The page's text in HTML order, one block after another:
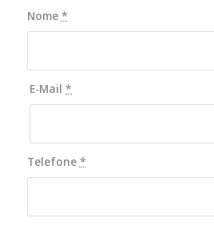
Nome *
E-Mail*
Telefone *